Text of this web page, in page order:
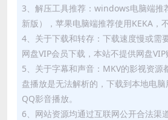
3、解压工具推荐：windows电脑端
新版），苹果电脑端推荐使用KEKA，
4、关于下载和转存：下载速度慢或需
网盘VIP会员下载，本站不提供网盘VIP
5、关于字幕和声音：MKV的影视资源
盘播放是无法解析的，下载到本地电
QQ影音播放。
6、网站资源均通过互联网公开合法渠